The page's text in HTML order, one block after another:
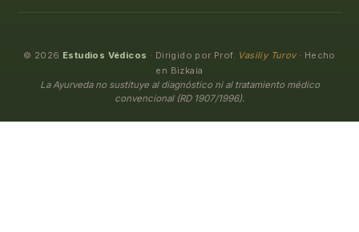
© 2026 Estudios Védicos · Dirigido por Prof. Vasiliy Turov· Hecho
en Bizkaia
La Ayurveda no sustituye al diagnóstico ni al tratamiento médico
convencional (RD 1907/1996).